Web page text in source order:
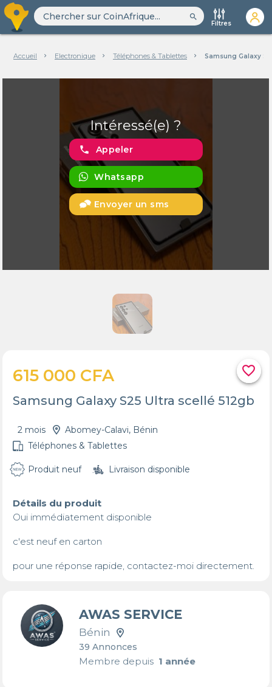
search
Filtres
Accueil Electronique Téléphones & Tablettes Samsung Galaxy
Intéressé(e) ?
phone Appeler
Whatsapp
Envoyer un sms
favorite_border
615 000 CFA
Samsung Galaxy S25 Ultra scellé 512gb
2 mois
Abomey-Calavi, Bénin
Téléphones & Tablettes
Produit neuf Livraison disponible
Détails du produit
Oui immédiatement disponible
c'est neuf en carton
pour une réponse rapide, contactez-moi directement.
AWAS SERVICE
Bénin
39 Annonces
Membre depuis1 année